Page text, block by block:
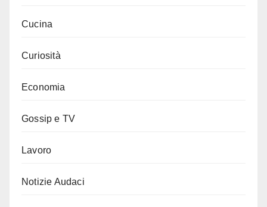
Cucina
Curiosità
Economia
Gossip e TV
Lavoro
Notizie Audaci